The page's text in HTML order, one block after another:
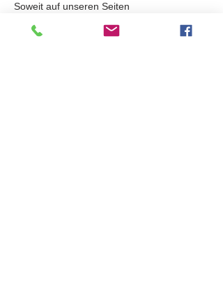
Soweit auf unseren Seiten
Name, Anschrift oder eMail-Adressen)